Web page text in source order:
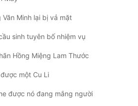
Minh lại bị vả mặt
sinh tuyên bố nhiệm vụ
Hồng Miệng Lam Thước
một Cu Li
được nó đang mắng người